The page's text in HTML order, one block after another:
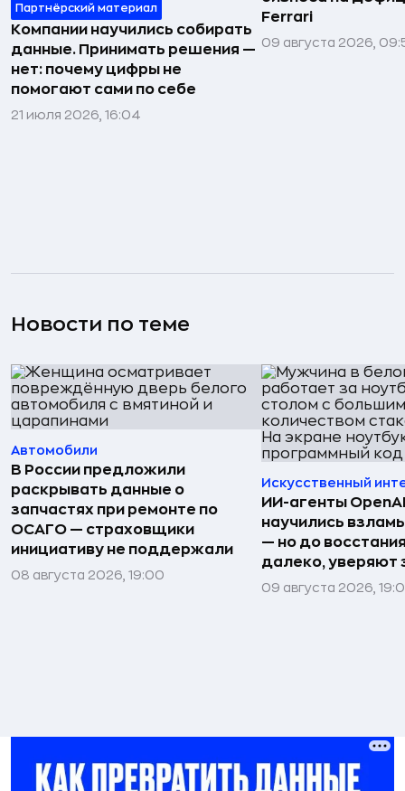
Партнёрский материал
Компании научились собирать
данные. Принимать решения —
нет: почему цифры не
помогают сами по себе
21 июля 2026, 16:04
Ferrari
09 августа 2026,
Новости по теме
Автомобили
В России предложили
раскрывать данные о
запчастях при ремонте по
ОСАГО — страховщики
инициативу не поддержали
08 августа 2026, 19:00
Искусственный
ИИ-агенты
научились
— но до
далеко, уверяют
09 августа 2026,